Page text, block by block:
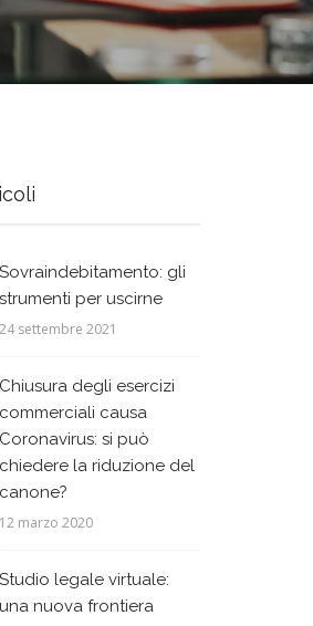
Sovraindebitamento: gli
strumenti per uscirne
24 settembre 2021
Chiusura degli esercizi
commerciali causa
Coronavirus: si può
chiedere la riduzione del
canone?
12 marzo 2020
Studio legale virtuale:
una nuova frontiera